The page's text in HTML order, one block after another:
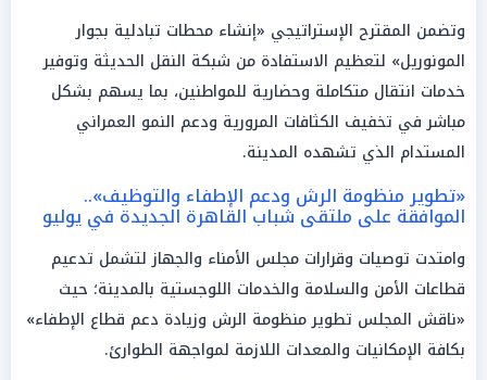
وتضمن المقترح الإستراتيجي «إنشاء محطات تبادلية بجوار
المونوريل» لتعظيم الاستفادة من شبكة النقل الحديثة وتوفير
خدمات انتقال متكاملة وحضارية للمواطنين، بما يسهم بشكل
مباشر في تخفيف الكثافات المرورية ودعم النمو العمراني
المستدام الذي تشهده المدينة.
«تطوير منظومة الرش ودعم الإطفاء والتوظيف»..
الموافقة على ملتقى شباب القاهرة الجديدة في يوليو
وامتدت توصيات وقرارات مجلس الأمناء والجهاز لتشمل تدعيم
قطاعات الأمن والسلامة والخدمات اللوجستية بالمدينة؛ حيث
«ناقش المجلس تطوير منظومة الرش وزيادة دعم قطاع الإطفاء»
بكافة الإمكانيات والمعدات اللازمة لمواجهة الطوارئ.